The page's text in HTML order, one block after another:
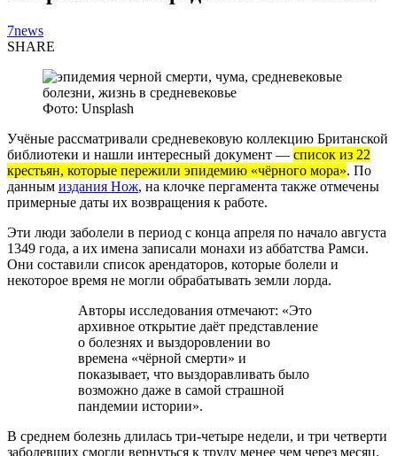
7news
SHARE
Фото: Unsplash
Учёные рассматривали средневековую коллекцию Британской
библиотеки и нашли интересный документ — список из 22
крестьян, которые пережили эпидемию «чёрного мора». По
данным издания Нож, на клочке пергамента также отмечены
примерные даты их возвращения к работе.
Эти люди заболели в период с конца апреля по начало августа
1349 года, а их имена записали монахи из аббатства Рамси.
Они составили список арендаторов, которые болели и
некоторое время не могли обрабатывать земли лорда.
Авторы исследования отмечают: «Это
архивное открытие даёт представление
о болезнях и выздоровлении во
времена «чёрной смерти» и
показывает, что выздоравливать было
возможно даже в самой страшной
пандемии истории».
В среднем болезнь длилась три-четыре недели, и три четверти
заболевших смогли вернуться к труду менее чем через месяц.